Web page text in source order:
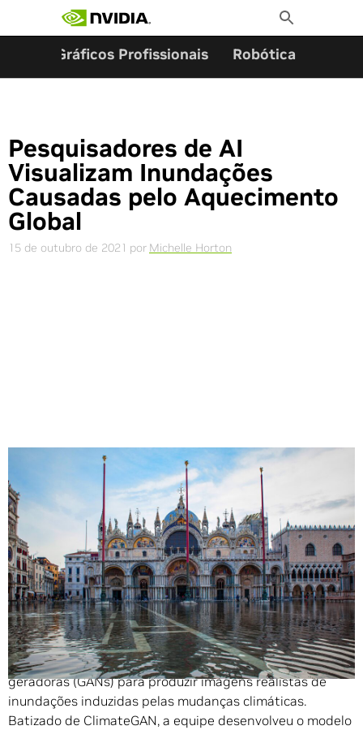
Toggle
Search
Gráficos Profissionais Robótica
Pesquisadores de AI
Visualizam Inundações
Causadas pelo Aquecimento
Global
15 de outubro de 2021 por Michelle Horton
Em breve, você poderá ver como futuras inundações
podem atingir sua cidade com um modelo de AI recém-
desenvolvido. Oestudo, de uma equipe de pesquisadores
canadenses e americanos, usa redes adversárias
geradoras (GANs) para produzir imagens realistas de
inundações induzidas pelas mudanças climáticas.
Batizado de ClimateGAN, a equipe desenvolveu o modelo